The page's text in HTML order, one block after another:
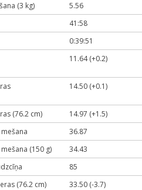
(3 kg)
5.56
41:58
0:39:51
11.64 (+0.2)
14.50 (+0.1)
(76.2 cm)
14.97 (+1.5)
36.87
(150 g)
34.43
85
(76.2 cm)
33.50 (-3.7)